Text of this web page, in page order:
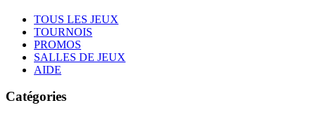
TOUS LES JEUX
TOURNOIS
PROMOS
SALLES DE JEUX
AIDE
Catégories